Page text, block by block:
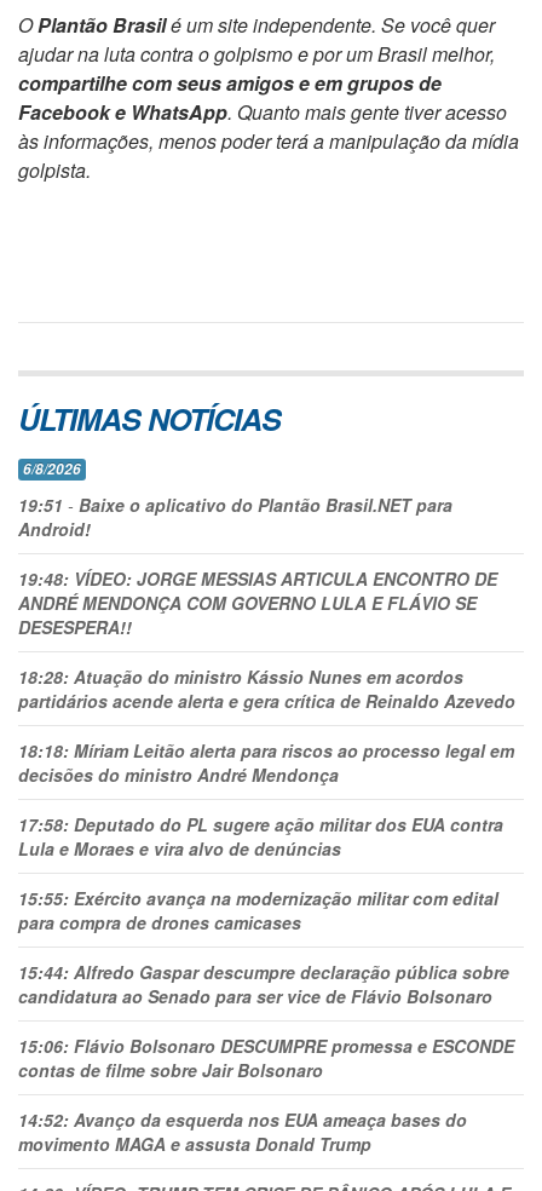
OPlantão Brasilé um site independente. Se você quer
ajudar na luta contra o golpismo e por um Brasil melhor,
compartilhe com seus amigos e em grupos de
Facebook e WhatsApp. Quanto mais gente tiver acesso
às informações, menos poder terá a manipulação da mídia
golpista.
ÚLTIMAS NOTÍCIAS
6/8/2026
19:51 - Baixe o aplicativo do Plantão Brasil.NET para
Android!
19:48: VÍDEO: JORGE MESSIAS ARTICULA ENCONTRO DE
ANDRÉ MENDONÇA COM GOVERNO LULA E FLÁVIO SE
DESESPERA!!
18:28: Atuação do ministro Kássio Nunes em acordos
partidários acende alerta e gera crítica de Reinaldo Azevedo
18:18: Míriam Leitão alerta para riscos ao processo legal em
decisões do ministro André Mendonça
17:58: Deputado do PL sugere ação militar dos EUA contra
Lula e Moraes e vira alvo de denúncias
15:55: Exército avança na modernização militar com edital
para compra de drones camicases
15:44: Alfredo Gaspar descumpre declaração pública sobre
candidatura ao Senado para ser vice de Flávio Bolsonaro
15:06: Flávio Bolsonaro DESCUMPRE promessa e ESCONDE
contas de filme sobre Jair Bolsonaro
14:52: Avanço da esquerda nos EUA ameaça bases do
movimento MAGA e assusta Donald Trump